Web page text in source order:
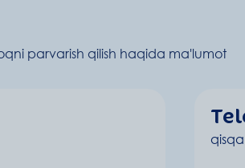
parvarish qilish haqida ma'lumot